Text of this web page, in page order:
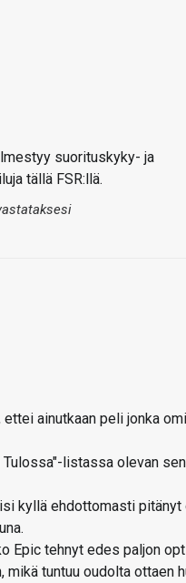
suorituskyky- ja
tällä FSR:llä.
ettei ainutkaan peli jonka
listassa olevan
kyllä ehdottomasti pitänyt
Epic tehnyt edes paljon
mikä tuntuu oudolta ottaen